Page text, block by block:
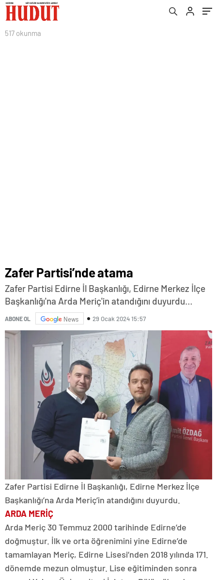
517 okunma
Zafer Partisi’nde atama
Zafer Partisi Edirne İl Başkanlığı, Edirne Merkez İlçe
Başkanlığı'na Arda Meriç'in atandığını duyurdu…
ABONE OL News 29 Ocak 2024 15:57
Zafer Partisi Edirne İl Başkanlığı, Edirne Merkez İlçe
Başkanlığı’na Arda Meriç’in atandığını duyurdu.
ARDA MERİÇ
Arda Meriç 30 Temmuz 2000 tarihinde Edirne’de
doğmuştur. İlk ve orta öğrenimini yine Edirne’de
tamamlayan Meriç, Edirne Lisesi’nden 2018 yılında 171.
dönemde mezun olmuştur. Lise eğitiminden sonra